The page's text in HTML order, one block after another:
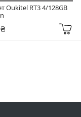
Oukitel RT3 4/128GB